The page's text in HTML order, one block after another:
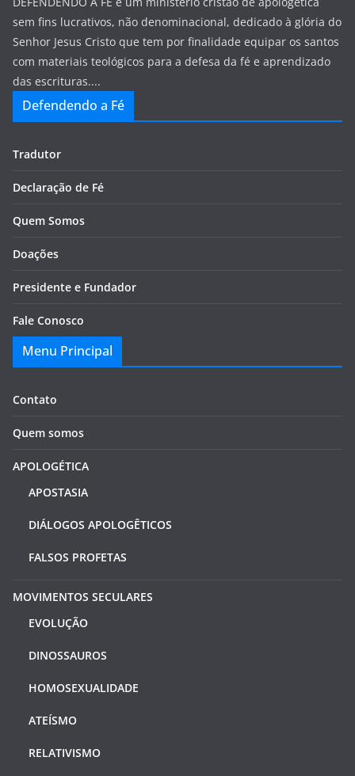
sem fins lucrativos, não denominacional, dedicado à glória do
Senhor Jesus Cristo que tem por finalidade equipar os santos
com materiais teológicos para a defesa da fé e aprendizado
das escrituras....
Defendendo a Fé
Tradutor
Declaração de Fé
Quem Somos
Doações
Presidente e Fundador
Fale Conosco
Menu Principal
Contato
Quem somos
APOLOGÉTICA
APOSTASIA
DIÁLOGOS APOLOGÊTICOS
FALSOS PROFETAS
MOVIMENTOS SECULARES
EVOLUÇÃO
DINOSSAUROS
HOMOSEXUALIDADE
ATEÍSMO
RELATIVISMO